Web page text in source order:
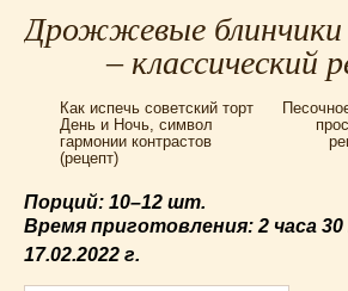
Для мультиварки Филипс(38)
Еврейская кухня
Запеканки(25)
Испанская кухня(2)
Картошка (32)
Каши(24)
Кексы(43)
Дрожжевые блинчики
– классический
Как испечь советский торт
День и Ночь, символ
гармонии контрастов
(рецепт)
Порций: 10–12 шт.
Время приготовления: 2 часа
17.02.2022 г.